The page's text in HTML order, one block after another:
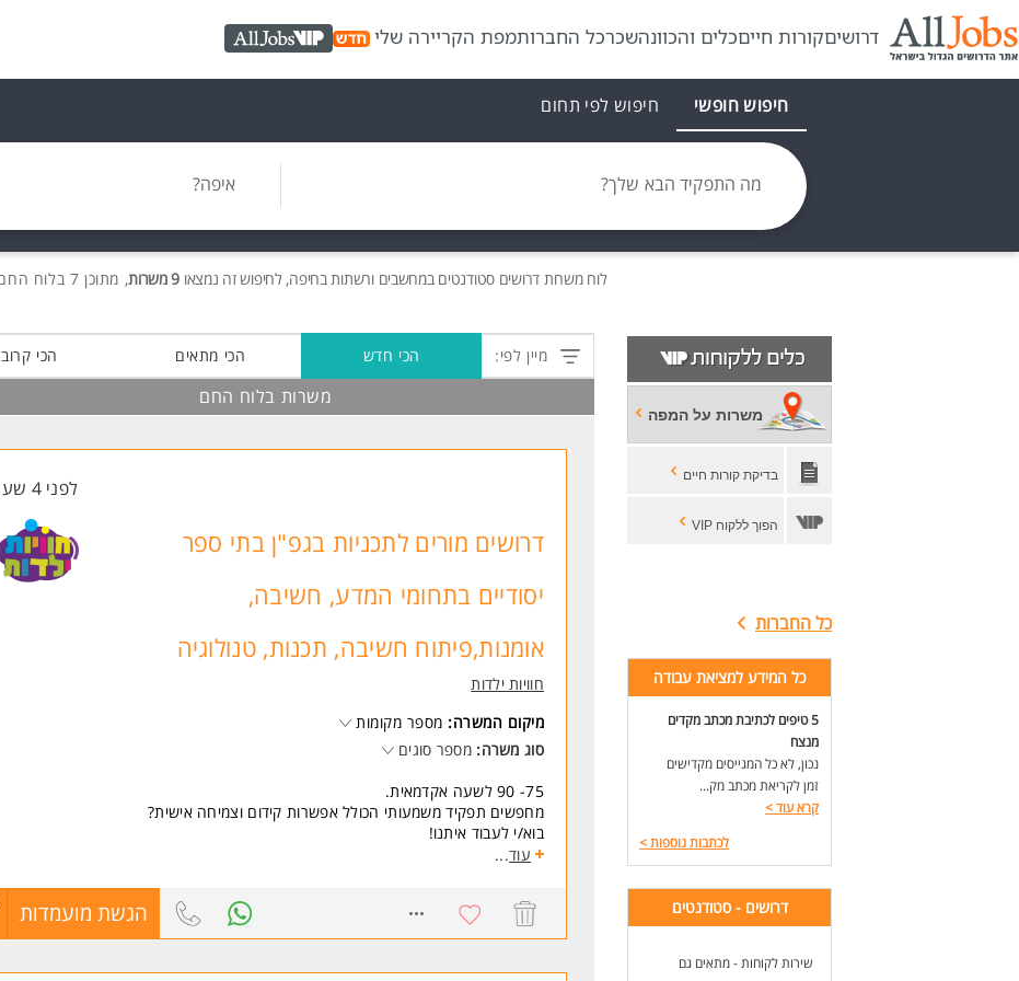
דרושיםקורות חייםכלים והכוונהשכרכל החברותמפת הקריירה שלי AllJobs VIP
חיפוש חופשי חיפוש לפי תחום
מה התפקיד הבא שלך? איפה?
לוח משרות דרושים סטודנטים במחשבים ורשתות בחיפה, לחיפוש זה נמצאו 9 משרות , מתוכן 7 בלוח החם חינם!
משרות על המפה
בדיקת קורות חיים
הפוך ללקוח VIP
כל החברות
כל המידע למציאת עבודה
5 טיפים לכתיבת מכתב מקדים
מנצח
נכון, לא כל המגייסים מקדישים
זמן לקריאת מכתב מק...
קרא עוד>
לכתבות נוספות>
דרושים - סטודנטים
שירות לקוחות - מתאים גם
מיין לפי: הכי חדש הכי מתאים הכי קרוב
משרות בלוח החם
לפני 4 שעות
דרושים מורים לתכניות בגפ"ן בתי ספר
יסודיים בתחומי המדע, חשיבה,
אומנות,פיתוח חשיבה, תכנות, טנולוגיה
חוויות ילדות
מיקום המשרה: מספר מקומות
סוג משרה: מספר סוגים
75- 90 לשעה אקדמאית.
מחפשים תפקיד משמעותי הכולל אפשרות קידום וצמיחה אישית?
בוא/י לעבוד איתנו!
רחובות, גן יבנה דימונה קרית גת מודיעין, ראשון לציון, נתניה כרמיאל, חיפה עכו, קריות,
זכרון יעקוב מעלות ירושלים ועוד
עוד...
הגשת מועמדות